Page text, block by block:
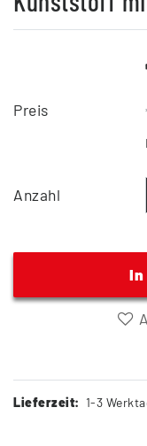
Preis
Anzahl
Lieferzeit: 1-3